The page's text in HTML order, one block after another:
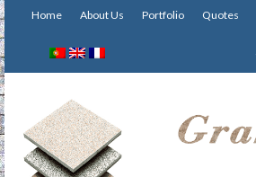
Home About Us Portfolio Quotes